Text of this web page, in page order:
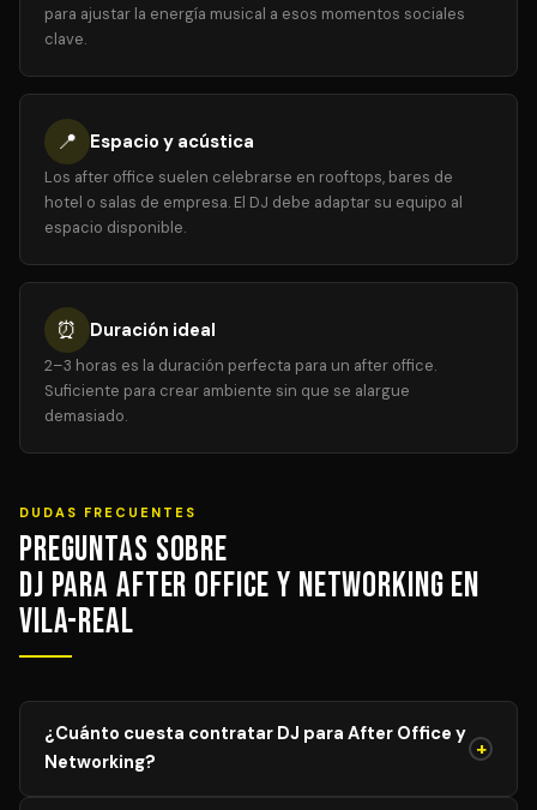
para ajustar la energía musical a esos momentos sociales
clave.
📍 Espacio y acústica
Los after office suelen celebrarse en rooftops, bares de
hotel o salas de empresa. El DJ debe adaptar su equipo al
espacio disponible.
⏰ Duración ideal
2–3 horas es la duración perfecta para un after office.
Suficiente para crear ambiente sin que se alargue
demasiado.
DUDAS FRECUENTES
Preguntas sobre
DJ para After Office y Networking en
Vila-real
¿Cuánto cuesta contratar DJ para After Office y
Networking?
+